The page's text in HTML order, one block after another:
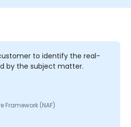
NAF.
to identify the real-
by the subject matter.
Framework (NAF)